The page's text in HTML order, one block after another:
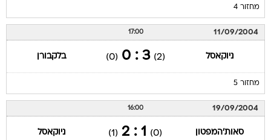
מחזור 4
11/09/2004
17:00
ניוקאסל (2)
3 : 0
(0) בלקבורן
מחזור 5
19/09/2004
16:00
סאות'המפטון (0)
1 : 2
(1) ניוקאסל